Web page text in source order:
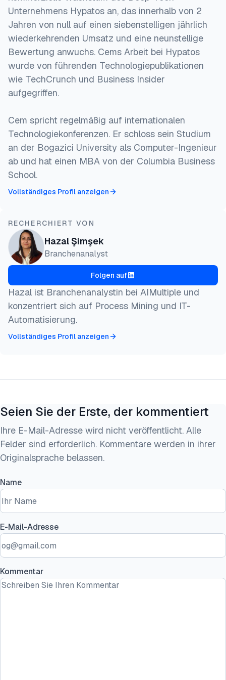
Unternehmens Hypatos an, das innerhalb von 2
Jahren von null auf einen siebenstelligen jährlich
wiederkehrenden Umsatz und eine neunstellige
Bewertung anwuchs. Cems Arbeit bei Hypatos
wurde von führenden Technologiepublikationen
wie TechCrunch und Business Insider
aufgegriffen.
Cem spricht regelmäßig auf internationalen
Technologiekonferenzen. Er schloss sein Studium
an der Bogazici University als Computer-Ingenieur
ab und hat einen MBA von der Columbia Business
School.
Vollständiges Profil anzeigen
RECHERCHIERT VON
Hazal Şimşek
Branchenanalyst
Folgen auf
Hazal ist Branchenanalystin bei AIMultiple und
konzentriert sich auf Process Mining und IT-
Automatisierung.
Vollständiges Profil anzeigen
Seien Sie der Erste, der kommentiert
Ihre E-Mail-Adresse wird nicht veröffentlicht. Alle
Felder sind erforderlich. Kommentare werden in ihrer
Originalsprache belassen.
Name
E-Mail-Adresse
Kommentar